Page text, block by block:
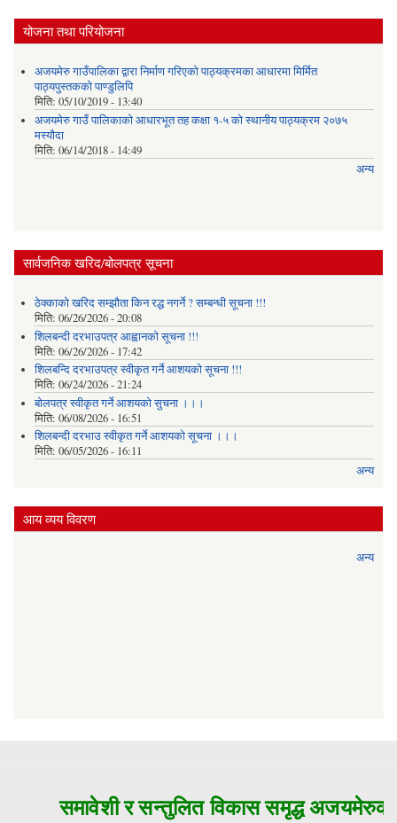
योजना तथा परियोजना
अजयमेरु गाउँपालिका द्वारा निर्माण गरिएको पाठ्यक्रमका आधारमा मिर्मित
पाठ्यपुस्तकको पाण्डुलिपि
मिति: 05/10/2019 - 13:40
अजयमेरु गाउँ पालिकाको आधारभूत तह कक्षा १-५ को स्थानीय पाठ्यक्रम २०७५
मस्यौदा
मिति: 06/14/2018 - 14:49
अन्य
सार्वजनिक खरिद/बोलपत्र सूचना
ठेक्काको खरिद सम्झौता किन रद्ध नगर्ने ? सम्बन्धी सूचना !!!
मिति: 06/26/2026 - 20:08
शिलबन्दी दरभाउपत्र आह्वानको सूचना !!!
मिति: 06/26/2026 - 17:42
शिलबन्दि दरभाउपत्र स्वीकृत गर्ने आशयकाे सूचना !!!
मिति: 06/24/2026 - 21:24
बोलपत्र स्वीकृत गर्ने आशयको सुचना ।।।
मिति: 06/08/2026 - 16:51
शिलबन्दी दरभाउ स्वीकृत गर्ने आशयको सूचना ।।।
मिति: 06/05/2026 - 16:11
अन्य
आय व्यय विवरण
अन्य
समावेशी र सन्तुलित विकास समृद्ध अजयमेरुको